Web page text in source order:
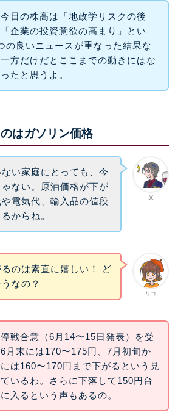
日の株高は「地政学リスクの後
企業の投資意欲の高まり」とい
の良いニュースが重なった結果な
方だけだとここまでの動きにはな
たと思うよ。
はガソリン価格
父
い家庭にとっても、今
ない。原油価格が下が
電気代、輸入品の値段
からね。
リコ
のは素直に嬉しい！ ど
なの？
戦合意（6月14〜15日発表）を受
月末には170〜175円、7月初旬か
は160〜170円まで下がるという見
いるわ。さらに下落して150円台
入るという声もあるの。